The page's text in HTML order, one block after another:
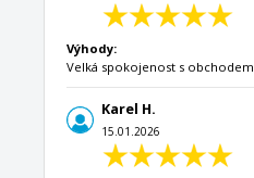
Výhody:
Velká spokojenost s obchodem
Karel H.
15.01.2026